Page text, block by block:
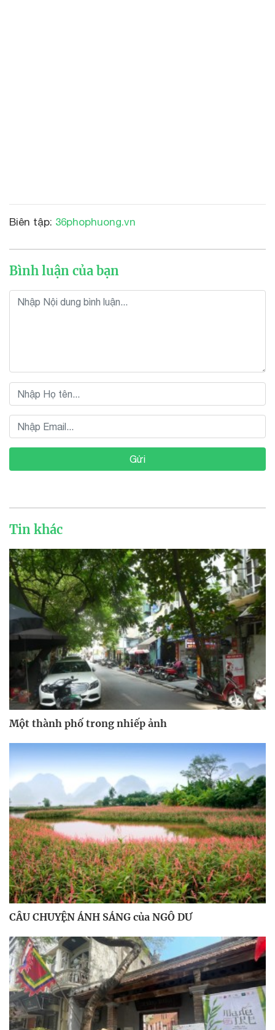
Biên tập: 36phophuong.vn
Bình luận của bạn
Gửi
Tin khác
Một thành phố trong nhiếp ảnh
CÂU CHUYỆN ÁNH SÁNG của NGÔ DƯ